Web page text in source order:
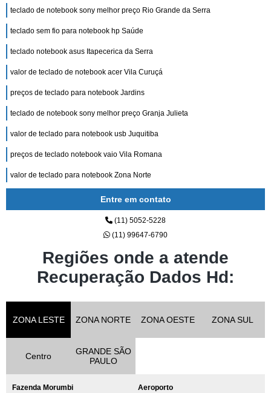
teclado de notebook sony melhor preço Rio Grande da Serra
teclado sem fio para notebook hp Saúde
teclado notebook asus Itapecerica da Serra
valor de teclado de notebook acer Vila Curuçá
preços de teclado para notebook Jardins
teclado de notebook sony melhor preço Granja Julieta
valor de teclado para notebook usb Juquitiba
preços de teclado notebook vaio Vila Romana
valor de teclado para notebook Zona Norte
Entre em contato
(11) 5052-5228
(11) 99647-6790
Regiões onde a atende
Recuperação Dados Hd:
ZONA LESTE ZONA NORTE ZONA OESTE ZONA SUL
Centro
GRANDE SÃO
PAULO
Fazenda Morumbi Aeroporto